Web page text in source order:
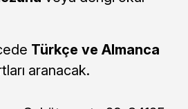
Türkçe ve Almanca
aranacak.